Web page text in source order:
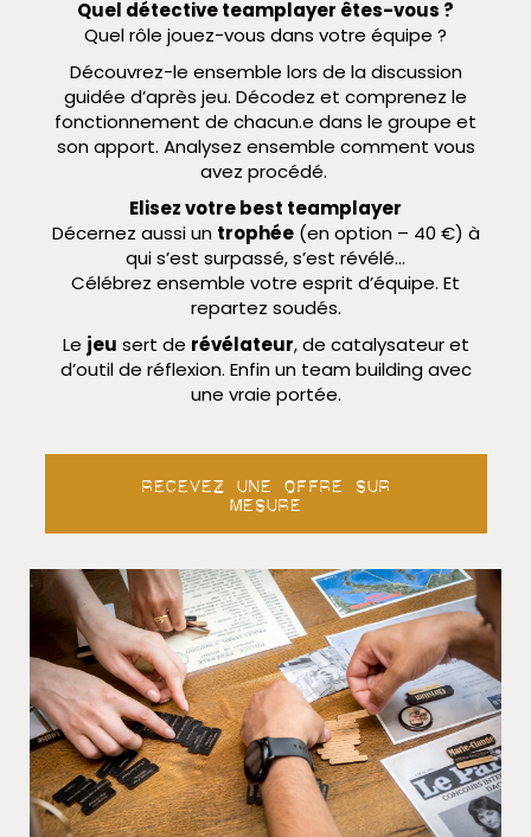
Quel détective teamplayer êtes-vous ?
Quel rôle jouez-vous dans votre équipe ?
Découvrez-le ensemble lors de la discussion
guidée d’après jeu. Décodez et comprenez le
fonctionnement de chacun.e dans le groupe et
son apport. Analysez ensemble comment vous
avez procédé.
Elisez votre best teamplayer
Décernez aussi un trophée(en option – 40 €) à
qui s’est surpassé, s’est révélé…
Célébrez ensemble votre esprit d’équipe. Et
repartez soudés.
Le jeu sert de révélateur, de catalysateur et
d’outil de réflexion. Enfin un team building avec
une vraie portée.
Recevez une offre sur
mesure